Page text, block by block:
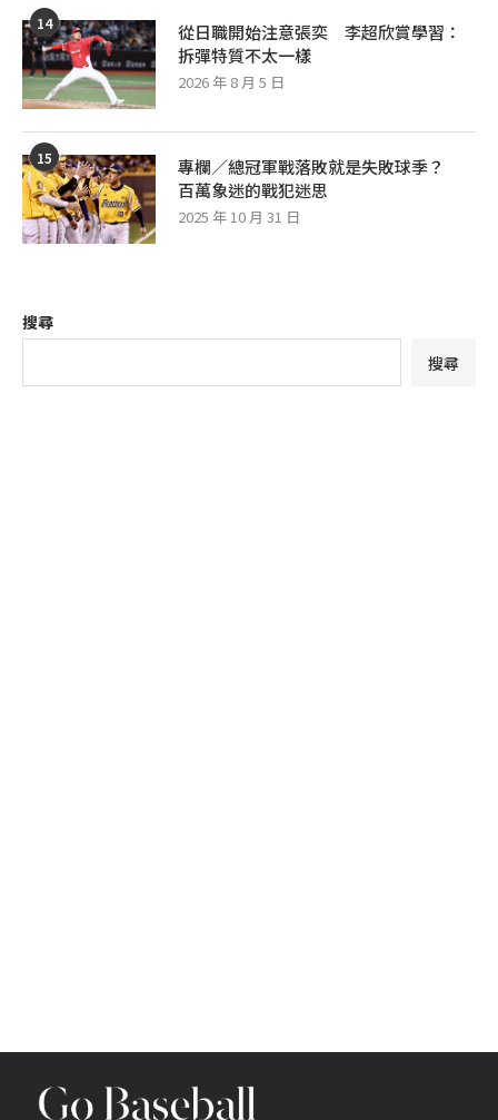
14
從日職開始注意張奕 李超欣賞學習：
拆彈特質不太一樣
2026 年 8 月 5 日
15
專欄／總冠軍戰落敗就是失敗球季？
百萬象迷的戰犯迷思
2025 年 10 月 31 日
搜尋
搜尋